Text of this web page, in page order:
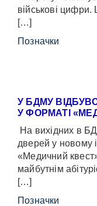
військові
[…]
Позначки
У БДМУ
У ФОРМАТІ
На вихідних в
дверей у новому
«Медичний
майбутнім
[…]
Позначки